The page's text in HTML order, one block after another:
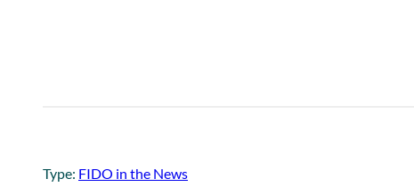
Type: FIDO in the News